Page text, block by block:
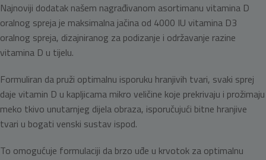
Najnoviji dodatak našem nagrađivanom asortimanu vitamina D
oralnog spreja je maksimalna jačina od 4000 IU vitamina D3
oralnog spreja, dizajniranog za podizanje i održavanje razine
vitamina D u tijelu.
Formuliran da pruži optimalnu isporuku hranjivih tvari, svaki sprej
daje vitamin D u kapljicama mikro veličine koje prekrivaju i prožimaju
meko tkivo unutarnjeg dijela obraza, isporučujući bitne hranjive
tvari u bogati venski sustav ispod.
To omogućuje formulaciji da brzo uđe u krvotok za optimalnu